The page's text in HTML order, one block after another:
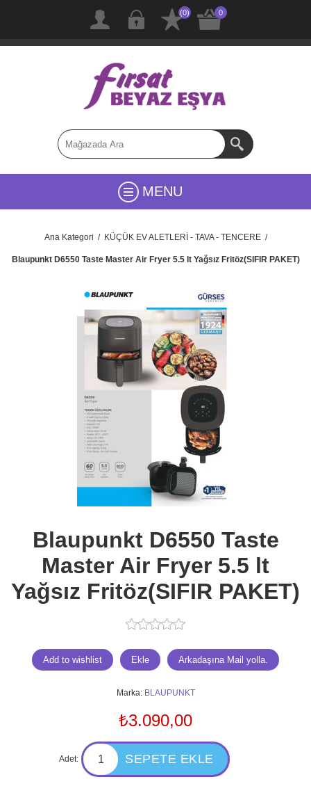
(0) 0
MENU
Ana Kategori / KÜÇÜK EV ALETLERİ - TAVA - TENCERE /
Blaupunkt D6550 Taste Master Air Fryer 5.5 lt Yağsız Fritöz(SIFIR PAKET)
Blaupunkt D6550 Taste
Master Air Fryer 5.5 lt
Yağsız Fritöz(SIFIR PAKET)
Marka: BLAUPUNKT
₺3.090,00
Adet: